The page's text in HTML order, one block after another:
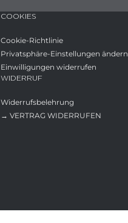
COOKIES
Cookie-Richtlinie
Privatsphäre-Einstellungen ändern
Einwilligungen widerrufen
WIDERRUF
Widerrufsbelehrung
→ VERTRAG WIDERRUFEN